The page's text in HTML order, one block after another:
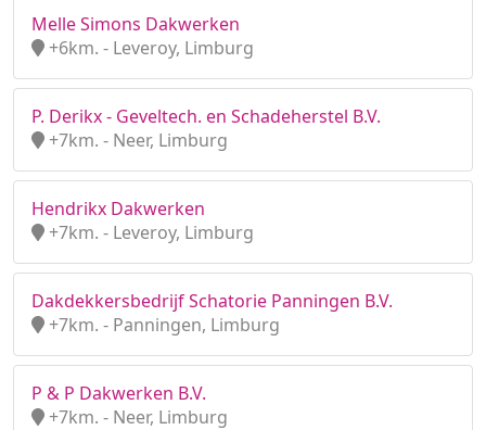
Melle Simons Dakwerken
+6km. - Leveroy, Limburg
P. Derikx - Geveltech. en Schadeherstel B.V.
+7km. - Neer, Limburg
Hendrikx Dakwerken
+7km. - Leveroy, Limburg
Dakdekkersbedrijf Schatorie Panningen B.V.
+7km. - Panningen, Limburg
P & P Dakwerken B.V.
+7km. - Neer, Limburg